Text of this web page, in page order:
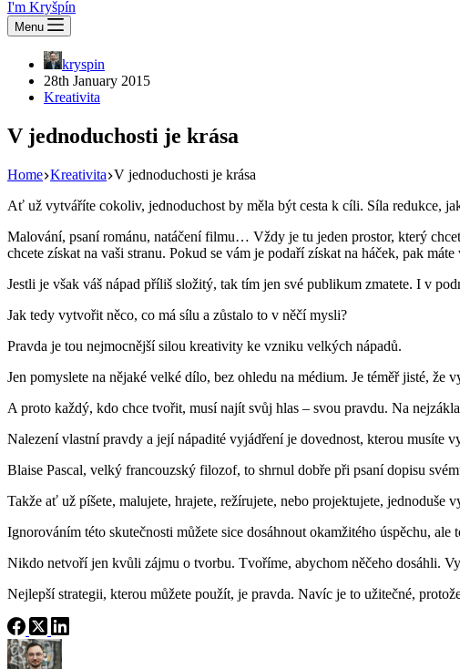
I'm Kryšpín
Menu
kryspin
28th January 2015
Kreativita
V jednoduchosti je krása
Home Kreativita V jednoduchosti je krása
Ať už vytváříte cokoliv, jednoduchost by měla být cesta k cíli. Síla redukce,
Malování, psaní románu, natáčení filmu… Vždy je tu jeden prostor, který
chcete získat na vaši stranu. Pokud se vám je podaří získat na háček, pak máte
Jestli je však váš nápad příliš složitý, tak tím jen své publikum zmatete. I v
Jak tedy vytvořit něco, co má sílu a zůstalo to v něčí mysli?
Pravda je tou nejmocnější silou kreativity ke vzniku velkých nápadů.
Jen pomyslete na nějaké velké dílo, bez ohledu na médium. Je téměř jisté,
A proto každý, kdo chce tvořit, musí najít svůj hlas – svou pravdu. Na
Nalezení vlastní pravdy a její nápadité vyjádření je dovednost, kterou musíte
Blaise Pascal, velký francouzský filozof, to shrnul dobře při psaní dopisu
Takže ať už píšete, malujete, hrajete, režírujete, nebo projektujete,
Ignorováním této skutečnosti můžete sice dosáhnout okamžitého úspěchu,
Nikdo netvoří jen kvůli zájmu o tvorbu. Tvoříme, abychom něčeho dosáhli.
Nejlepší strategii, kterou můžete použít, je pravda. Navíc je to užitečné,